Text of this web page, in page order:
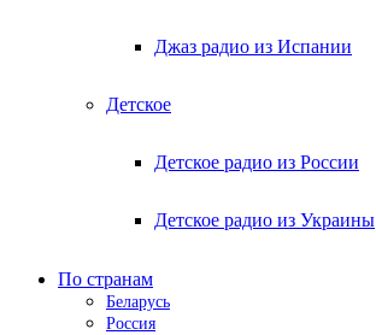
Джаз радио из Испании
Детское
Детское радио из России
Детское радио из Украины
По странам
Беларусь
Россия